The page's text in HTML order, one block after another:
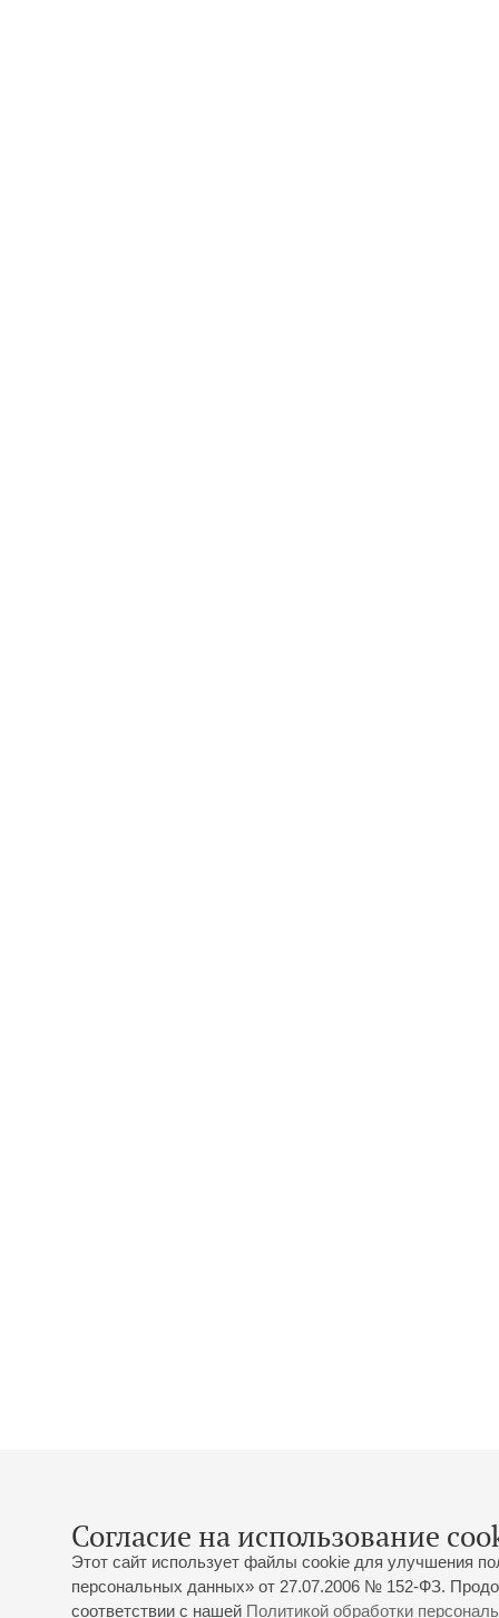
Согласие на использование
Этот сайт использует файлы cookie для улучшения
персональных данных» от 27.07.2006 № 152-ФЗ.
соответствии с нашей Политикой обработки